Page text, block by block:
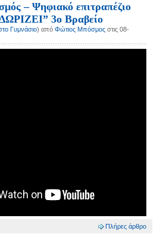
– Ψηφιακό επιτραπέζιο
3ο Βραβείο
Γυμνάσιο) από Φώτιος Μπόσμος στις 08-
Πλήρες άρθρο